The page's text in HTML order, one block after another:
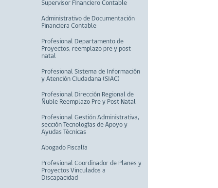
Supervisor Financiero Contable
Administrativo de Documentación
Financiera Contable
Profesional Departamento de
Proyectos, reemplazo pre y post
natal
Profesional Sistema de Información
y Atención Ciudadana (SIAC)
Profesional Dirección Regional de
Ñuble Reemplazo Pre y Post Natal
Profesional Gestión Administrativa,
sección Tecnologías de Apoyo y
Ayudas Técnicas
Abogado Fiscalía
Profesional Coordinador de Planes y
Proyectos Vinculados a
Discapacidad